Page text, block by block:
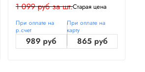
1 099 руб за шт.Старая цена
При оплате на
р.счет
989 руб
При оплате на
карту
865 руб